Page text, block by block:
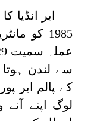
ایر انڈیا
1985 کو
سے لندن ہوتا
کے پالم ایر
لوگ اپنے آنے